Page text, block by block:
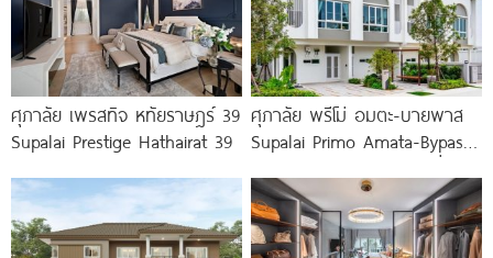
ศุภาลัย เพรสทิจ หทัยราษฎร์ 39
Supalai Prestige Hathairat 39
ศุภาลัย พรีโม่ อมตะ-บายพาส
Supalai Primo Amata-Bypass
ใกล้ถนนเลี่ยงเมือง